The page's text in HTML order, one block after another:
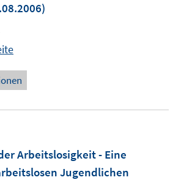
Arbeitslosigkeit - Eine
Jugendlichen